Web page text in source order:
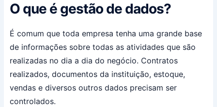
O que é gestão de dados?
É comum que toda empresa tenha uma grande base
de informações sobre todas as atividades que são
realizadas no dia a dia do negócio. Contratos
realizados, documentos da instituição, estoque,
vendas e diversos outros dados precisam ser
controlados.